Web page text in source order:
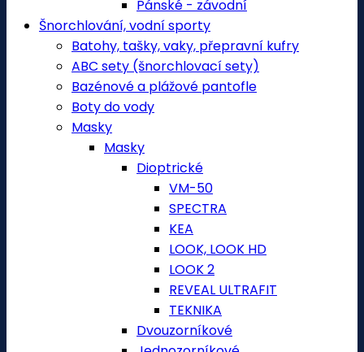
Pánské - závodní
Šnorchlování, vodní sporty
Batohy, tašky, vaky, přepravní kufry
ABC sety (šnorchlovací sety)
Bazénové a plážové pantofle
Boty do vody
Masky
Masky
Dioptrické
VM-50
SPECTRA
KEA
LOOK, LOOK HD
LOOK 2
REVEAL ULTRAFIT
TEKNIKA
Dvouzorníkové